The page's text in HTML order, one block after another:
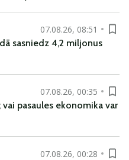
07.08.26, 08:51
sasniedz 4,2 miljonus
07.08.26, 00:35
pasaules ekonomika var
07.08.26, 00:28